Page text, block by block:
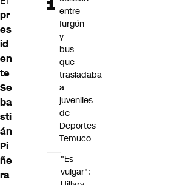
pr
es
id
en
te
Se
ba
sti
án
Pi
ñe
ra
entre
furgón
y
bus
que
trasladaba
a
juveniles
de
Deportes
Temuco
"Es
vulgar":